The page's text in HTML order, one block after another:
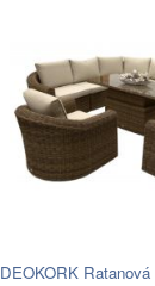
DEOKORK